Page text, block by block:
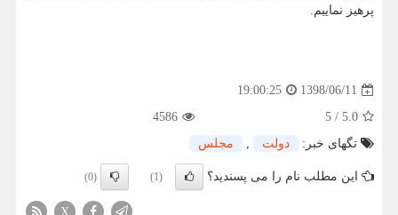
پرهیز نماییم.
1398/06/11
19:00:25
5.0
/
5
4586
تگهای خبر:
دولت , مجلس
این مطلب نام را می پسندید؟ (1)
(0)
X